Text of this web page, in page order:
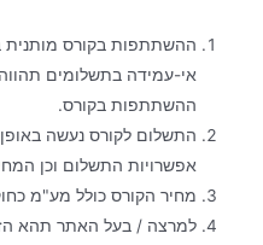
ההשתתפות בקורס מותנית
אי-עמידה בתשלומים
ההשתתפות בקורס.
התשלום לקורס נעשה
אפשרויות התשלום וכן
מחיר הקורס כולל מע"מ
למרצה / בעל האתר תהא